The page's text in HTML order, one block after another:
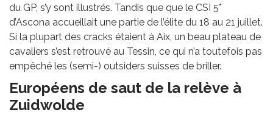
du GP, s’y sont illustrés. Tandis que que le CSI 5*
d’Ascona accueillait une partie de l’élite du 18 au 21 juillet.
Si la plupart des cracks étaient à Aix, un beau plateau de
cavaliers s’est retrouvé au Tessin, ce qui n’a toutefois pas
empêché les (semi-) outsiders suisses de briller.
Européens de saut de la relève à
Zuidwolde